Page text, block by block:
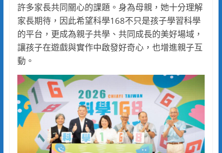
許多家長共同關心的課題。身為母親，她十分理解
家長期待，因此希望科學168不只是孩子學習科學
的平台，更成為親子共學、共同成長的美好場域，
讓孩子在遊戲與實作中啟發好奇心，也增進親子互
動。